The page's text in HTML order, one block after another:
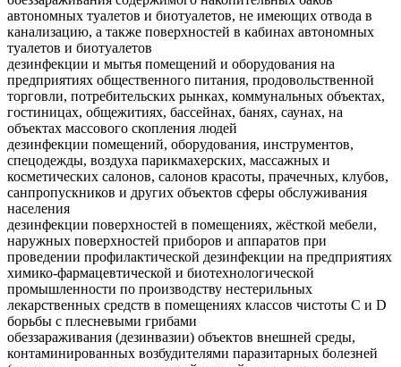
автономных туалетов и биотуалетов, не имеющих отвода в
канализацию, а также поверхностей в кабинах автономных
туалетов и биотуалетов
дезинфекции и мытья помещений и оборудования на
предприятиях общественного питания, продовольственной
торговли, потребительских рынках, коммунальных объектах,
гостиницах, общежитиях, бассейнах, банях, саунах, на
объектах массового скопления людей
дезинфекции помещений, оборудования, инструментов,
спецодежды, воздуха парикмахерских, массажных и
косметических салонов, салонов красоты, прачечных, клубов,
санпропускников и других объектов сферы обслуживания
населения
дезинфекции поверхностей в помещениях, жёсткой мебели,
наружных поверхностей приборов и аппаратов при
проведении профилактической дезинфекции на предприятиях
химико-фармацевтической и биотехнологической
промышленности по производству нестерильных
лекарственных средств в помещениях классов чистоты C и D
борьбы с плесневыми грибами
обеззараживания (дезинвазии) объектов внешней среды,
контаминированных возбудителями паразитарных болезней